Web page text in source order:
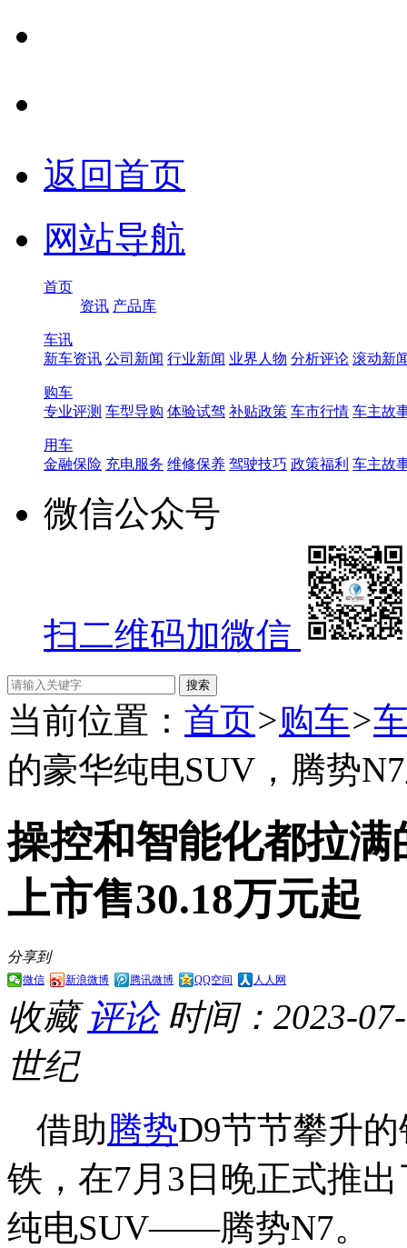
返回首页
网站导航
首页
资讯 产品库
车讯
新车资讯 公司新闻 行业新闻 业界人物 分析评论 滚动新
购车
专业评测 车型导购 体验试驾 补贴政策 车市行情 车主故
用车
金融保险 充电服务 维修保养 驾驶技巧 政策福利 车主故
微信公众号
扫二维码加微信
当前位置： 首页>购车>
的豪华纯电SUV，腾势
操控和智能化都拉
上市售30.18万元起
分享到
微信 新浪微博 腾讯微博 QQ空间 人人网
收藏 评论 时间：2023-
世纪
借助腾势D9节节攀升
铁，在7月3日晚正式推
纯电SUV——腾势N7。